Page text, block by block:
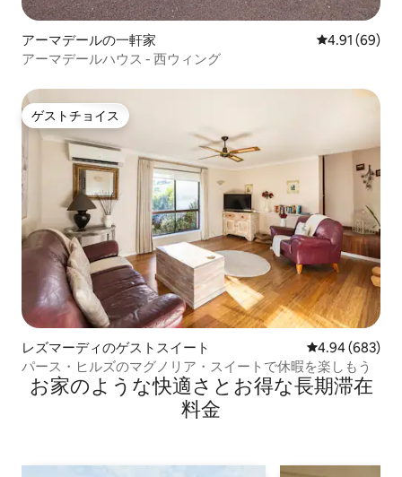
アーマデールの一軒家 レビュー69
4.91 (69)
アーマデールハウス - 西ウィング
ゲストチョイス
ゲストチョイス
レズマーディのゲストスイート レビュー683
4.94 (683)
パース・ヒルズのマグノリア・スイートで休暇を楽しもう
お家のような快⁠適⁠さ⁠とお⁠得⁠な長⁠期⁠滞⁠在
料⁠金